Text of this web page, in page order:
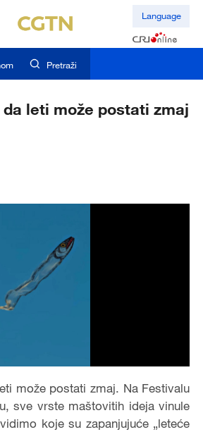
Language
Pretraži
leti može postati zmaj
može postati zmaj. Na Festivalu
sve vrste maštovitih ideja vinule
koje su zapanjujuće „leteće